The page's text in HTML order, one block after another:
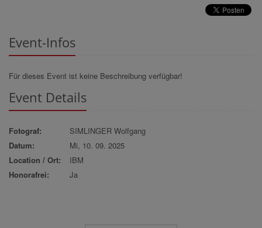
Event-Infos
Für dieses Event ist keine Beschreibung verfügbar!
Event Details
Fotograf:
SIMLINGER Wolfgang
Datum:
Mi, 10. 09. 2025
Location / Ort:
IBM
Honorafrei:
Ja